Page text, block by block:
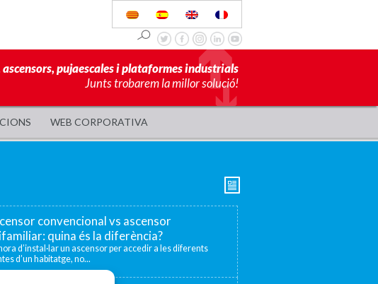
pujaescales i plataformes industrials
Junts trobarem la millor solució!
WEB CORPORATIVA
convencional vs ascensor
quina és la diferència?
d’instal·lar un ascensor per accedir a les diferents
d’un habitatge, no...